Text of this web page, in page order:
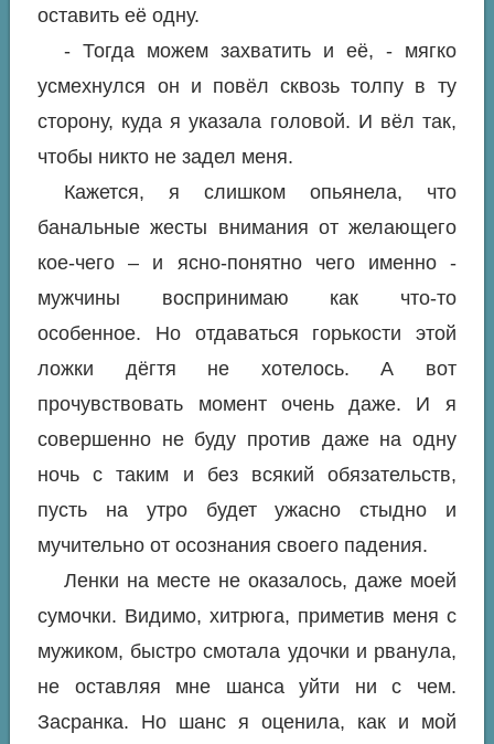
оставить её одну.
- Тогда можем захватить и её, - мягко
усмехнулся он и повёл сквозь толпу в ту
сторону, куда я указала головой. И вёл так,
чтобы никто не задел меня.
Кажется, я слишком опьянела, что
банальные жесты внимания от желающего
кое-чего – и ясно-понятно чего именно -
мужчины воспринимаю как что-то
особенное. Но отдаваться горькости этой
ложки дёгтя не хотелось. А вот
прочувствовать момент очень даже. И я
совершенно не буду против даже на одну
ночь с таким и без всякий обязательств,
пусть на утро будет ужасно стыдно и
мучительно от осознания своего падения.
Ленки на месте не оказалось, даже моей
сумочки. Видимо, хитрюга, приметив меня с
мужиком, быстро смотала удочки и рванула,
не оставляя мне шанса уйти ни с чем.
Засранка. Но шанс я оценила, как и мой